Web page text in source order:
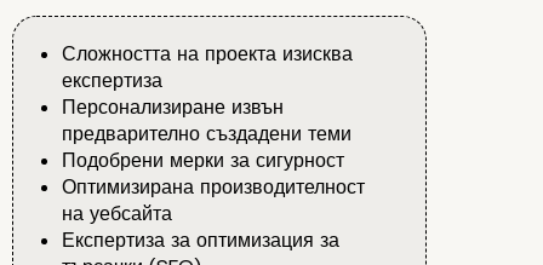
Сложността на проекта изисква
експертиза
Персонализиране извън
предварително създадени теми
Подобрени мерки за сигурност
Оптимизирана производителност
на уебсайта
Експертиза за оптимизация за